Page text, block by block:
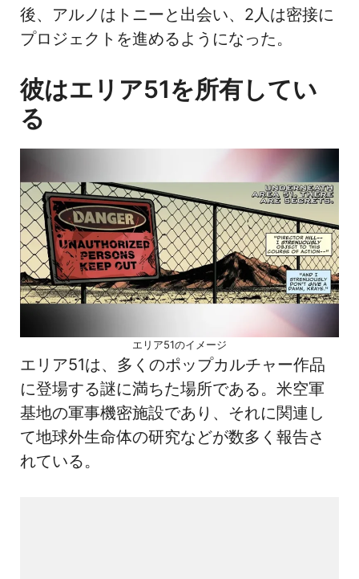
後、アルノはトニーと出会い、2人は密接に
プロジェクトを進めるようになった。
彼はエリア51を所有してい
る
エリア51のイメージ
エリア51は、多くのポップカルチャー作品
に登場する謎に満ちた場所である。米空軍
基地の軍事機密施設であり、それに関連し
て地球外生命体の研究などが数多く報告さ
れている。